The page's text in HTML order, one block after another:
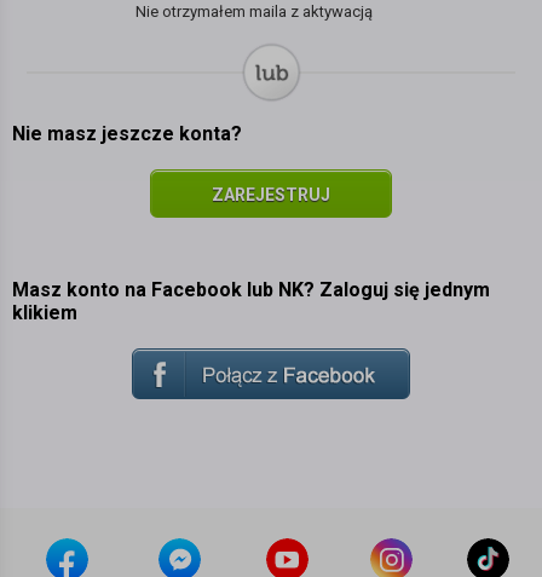
Nie otrzymałem maila z aktywacją
Nie masz jeszcze konta?
ZAREJESTRUJ
Masz konto na Facebook lub NK? Zaloguj się jednym
klikiem